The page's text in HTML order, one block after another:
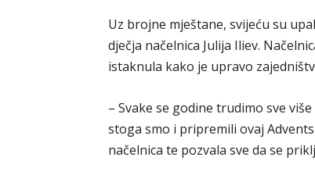
Uz brojne mještane, svijeću su
dječja načelnica Julija Iliev.
istaknula kako je upravo
– Svake se godine trudimo sve
stoga smo i pripremili ovaj
načelnica te pozvala sve da se